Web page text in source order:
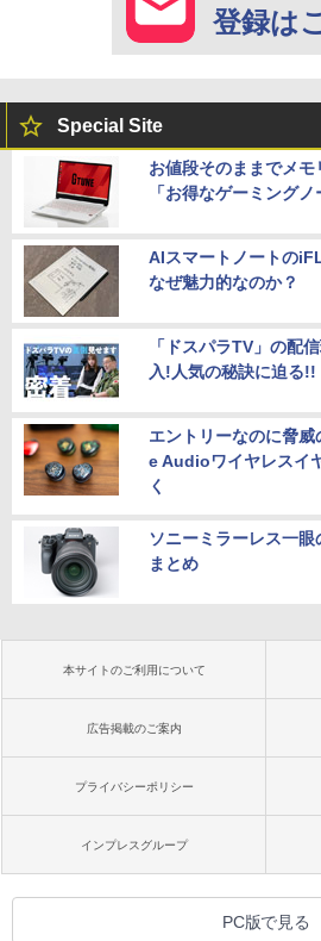
登録は
Special Site
お値段そのままでメ
「お得なゲーミングノ
AIスマートノートの
なぜ魅力的なのか？
「ドスパラTV」の配
入!人気の秘訣に迫る!!
エントリーなのに脅
e Audioワイヤレスイ
く
ソニーミラーレス一
まとめ
本サイトのご利用について
広告掲載のご案内
プライバシーポリシー
インプレスグループ
PC版で見る